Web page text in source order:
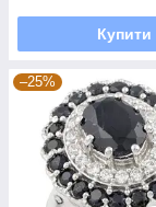
Купити
–25%